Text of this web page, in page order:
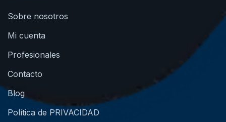
Sobre nosotros
Mi cuenta
Profesionales
Contacto
Blog
Política de PRIVACIDAD